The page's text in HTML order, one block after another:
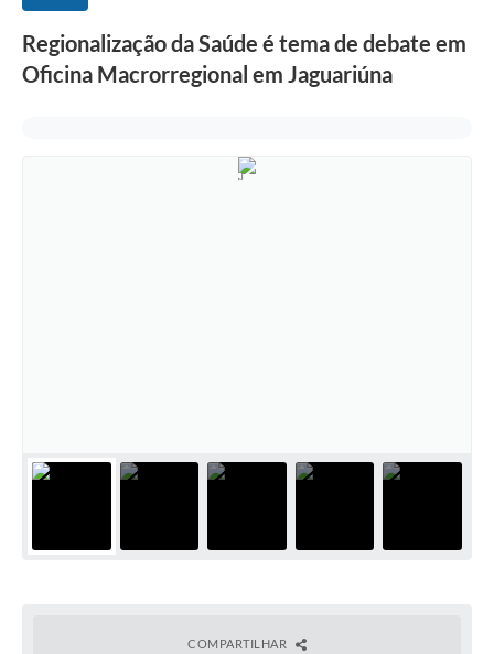
Concursos e Processos Seletivos
Inclusão e Acessibilidade
Sistema de Protocolo
Regionalização da Saúde é tema de debate em
Oficina Macrorregional em Jaguariúna
COMPARTILHAR